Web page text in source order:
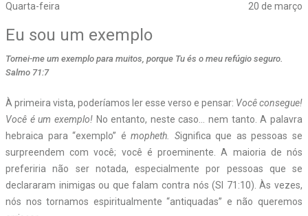
Quarta-feira 20 de março
Eu sou um exemplo
Tornei-me um exemplo para muitos, porque Tu és o meu refúgio seguro.
Salmo 71:7
À primeira vista, poderíamos ler esse verso e pensar: Você consegue!
Você é um exemplo! No entanto, neste caso… nem tanto. A palavra
hebraica para “exemplo” émopheth. Significa que as pessoas se
surpreendem com você; você é proeminente. A maioria de nós
preferiria não ser notada, especialmente por pessoas que se
declararam inimigas ou que falam contra nós (Sl 71:10). Às vezes,
nós nos tornamos espiritualmente “antiquadas” e não queremos